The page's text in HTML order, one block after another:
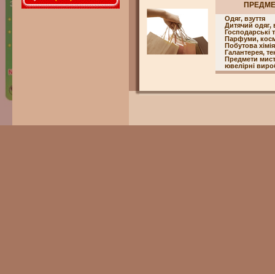
Одяг, взуття
Дитячий одяг,
Господарські
Парфуми,
Побутова
Галантерея,
Предмети
ювелірні